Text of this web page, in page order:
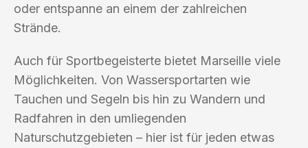
oder entspanne an einem der zahlreichen
Strände.
Auch für Sportbegeisterte bietet Marseille viele
Möglichkeiten. Von Wassersportarten wie
Tauchen und Segeln bis hin zu Wandern und
Radfahren in den umliegenden
Naturschutzgebieten – hier ist für jeden etwas